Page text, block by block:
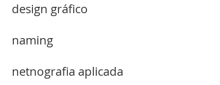
design gráfico
naming
netnografia aplicada